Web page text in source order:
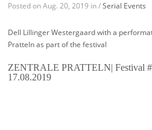
Posted on Aug. 20, 2019 in /Serial Events
Dell Lillinger Westergaard with a
Pratteln as part of the festival
ZENTRALE PRATTELN| Festival
17.08.2019